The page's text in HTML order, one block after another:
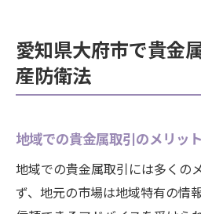
愛知県大府市で貴金
産防衛法
地域での貴金属取引のメリット
地域での貴金属取引には多くの
ず、地元の市場は地域特有の情